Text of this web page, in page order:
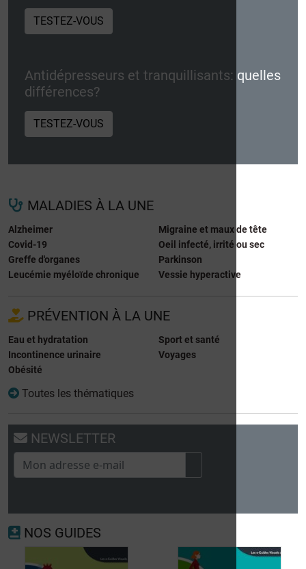
TESTEZ-VOUS
Antidépresseurs et tranquillisants: quelles
différences?
TESTEZ-VOUS
MALADIES À LA UNE
Alzheimer
Covid-19
Greffe d'organes
Leucémie myéloïde chronique
Migraine et maux de tête
Oeil infecté, irrité ou sec
Parkinson
Vessie hyperactive
PRÉVENTION À LA UNE
Eau et hydratation
Incontinence urinaire
Obésité
Sport et santé
Voyages
Toutes les thématiques
NEWSLETTER
NOS GUIDES